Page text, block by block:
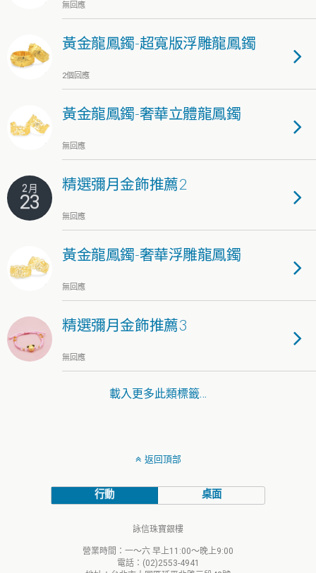
無回應
黃金龍鳳鐲-超寬版浮雕龍鳳鐲
2個回應
黃金龍鳳鐲-奢華立體龍鳳鐲
無回應
2 月
23
精選彌月金飾推薦2
無回應
黃金龍鳳鐲-奢華浮雕龍鳳鐲
無回應
精選彌月金飾推薦3
無回應
載入更多此類標籤…
返回頂部
行動 桌面
詠信珠寶銀樓
營業時間：一～六 早上11:00～晚上9:00
電話：(02)2553-4941